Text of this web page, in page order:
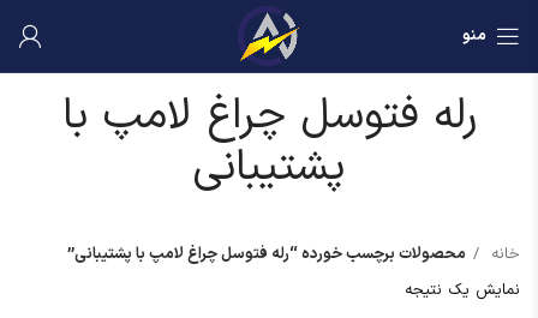
منو
رله فتوسل چراغ لامپ با
پشتیبانی
خانه
محصولات برچسب خورده “رله فتوسل چراغ لامپ با پشتیبانی”
نمایش یک نتیجه